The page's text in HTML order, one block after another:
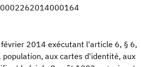
2014 exécutant l'article 6, § 6,
aux cartes d'identité, aux